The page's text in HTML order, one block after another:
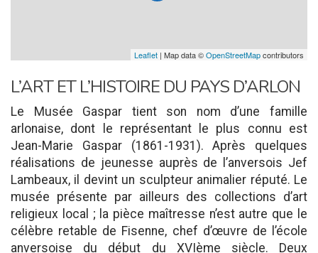
Leaflet | Map data ©OpenStreetMapcontributors
L’ART ET L’HISTOIRE DU PAYS D’ARLON
Le Musée Gaspar tient son nom d’une famille
arlonaise, dont le représentant le plus connu est
Jean-Marie Gaspar (1861-1931). Après quelques
réalisations de jeunesse auprès de l’anversois Jef
Lambeaux, il devint un sculpteur animalier réputé. Le
musée présente par ailleurs des collections d’art
religieux local ; la pièce maîtresse n’est autre que le
célèbre retable de Fisenne, chef d’œuvre de l’école
anversoise du début du XVIème siècle. Deux